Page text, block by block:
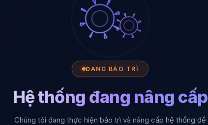
ĐANG BẢO TRÌ
Hệ thống đang nâng cấp
Chúng tôi đang thực hiện bảo trì và nâng cấp hệ thống để